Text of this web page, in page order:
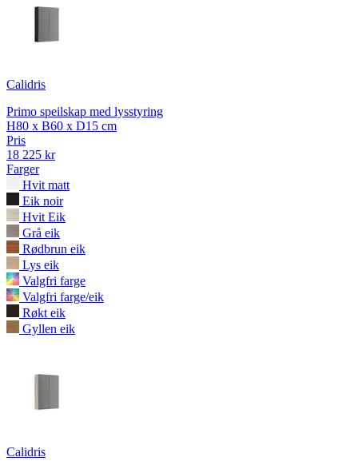
Calidris
Primo speilskap med lysstyring
H80 x B60 x D15 cm
Pris
18 225 kr
Farger
Hvit matt
Eik noir
Hvit Eik
Grå eik
Rødbrun eik
Lys eik
Valgfri farge
Valgfri farge/eik
Røkt eik
Gyllen eik
Calidris